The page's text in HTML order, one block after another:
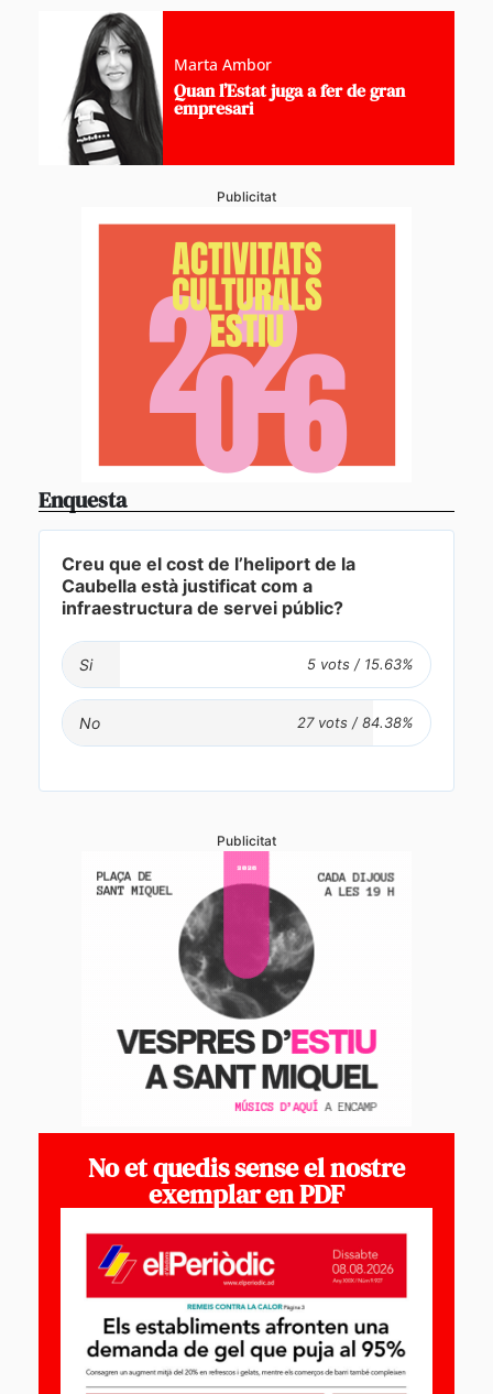
Marta Ambor
Quan l’Estat juga a fer de gran
empresari
Publicitat
Enquesta
Creu que el cost de l’heliport de la
Caubella està justificat com a
infraestructura de servei públic?
Si
No
Publicitat
No et quedis sense el nostre
exemplar en PDF